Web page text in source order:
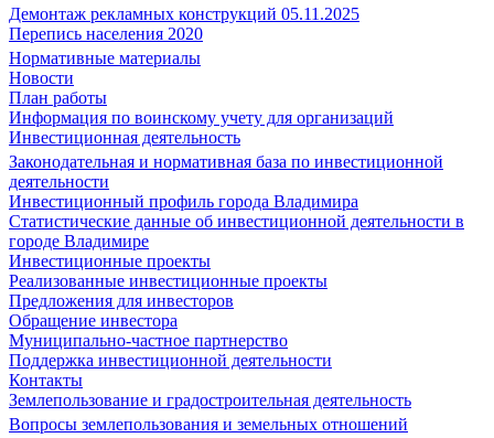
Демонтаж рекламных конструкций 05.11.2025
Перепись населения 2020
Нормативные материалы
Новости
План работы
Информация по воинскому учету для организаций
Инвестиционная деятельность
Законодательная и нормативная база по инвестиционной
деятельности
Инвестиционный профиль города Владимира
Статистические данные об инвестиционной деятельности в
городе Владимире
Инвестиционные проекты
Реализованные инвестиционные проекты
Предложения для инвесторов
Обращение инвестора
Муниципально-частное партнерство
Поддержка инвестиционной деятельности
Контакты
Землепользование и градостроительная деятельность
Вопросы землепользования и земельных отношений